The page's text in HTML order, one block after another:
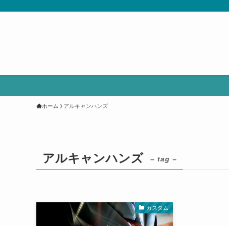
ホーム アルキャンハンズ
アルキャンハンズ – tag –
カスタム